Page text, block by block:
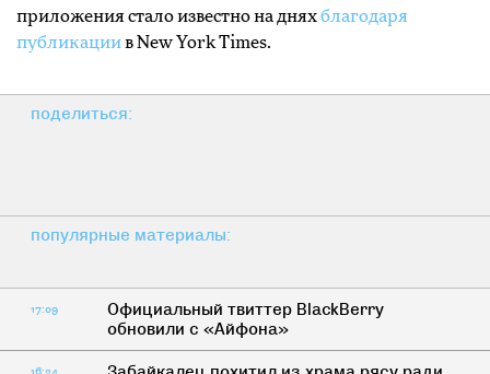
приложения стало известно на дняхблагодаря
публикациив New York Times.
поделиться:
популярные материалы:
17:09
Официальный твиттер BlackBerry
обновили с «Айфона»